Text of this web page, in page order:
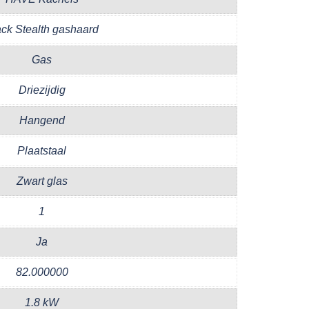
Stealth gashaard
Gas
Driezijdig
Hangend
Plaatstaal
Zwart glas
1
Ja
82.000000
1.8 kW